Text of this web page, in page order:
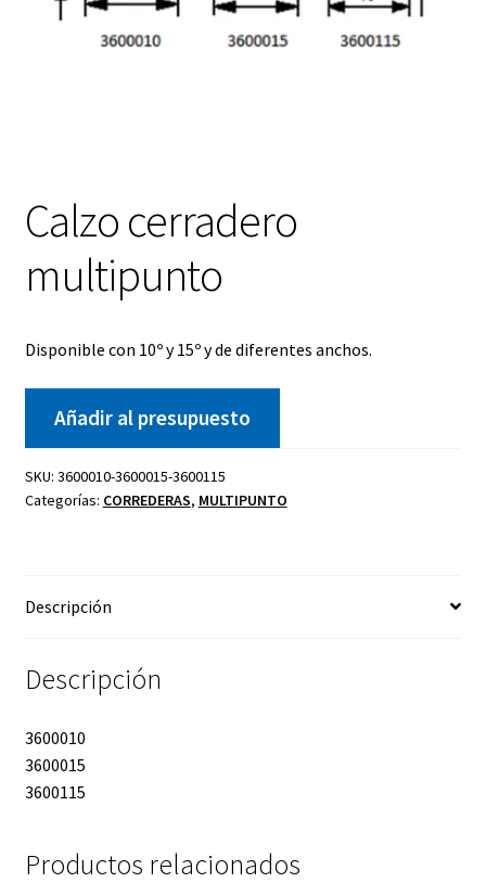
Calzo cerradero
multipunto
Disponible con 10º y 15º y de diferentes anchos.
Añadir al presupuesto
SKU: 3600010-3600015-3600115
Categorías: CORREDERAS, MULTIPUNTO
Descripción
Descripción
3600010
3600015
3600115
Productos relacionados